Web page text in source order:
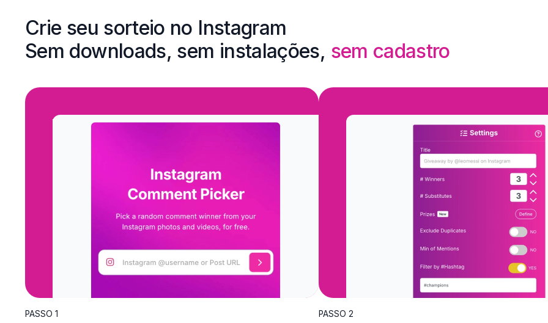
Crie seu sorteio no Instagram
Sem downloads, sem instalações, sem cadastro
PASSO 1 PASSO 2